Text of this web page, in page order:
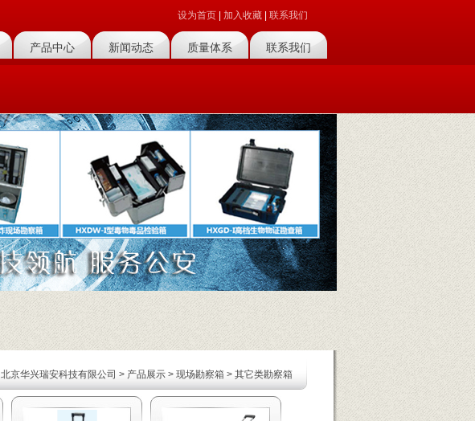
设为首页 加入收藏 联系我们
产品中心 新闻动态 质量体系 联系我们
北京华兴瑞安科技有限公司 > 产品展示 > 现场勘察箱 > 其它类勘察箱